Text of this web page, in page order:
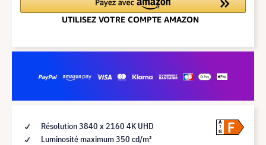
Résolution 3840 x 2160 4K UHD
Luminosité maximum 350 cd/m²
A
G
F